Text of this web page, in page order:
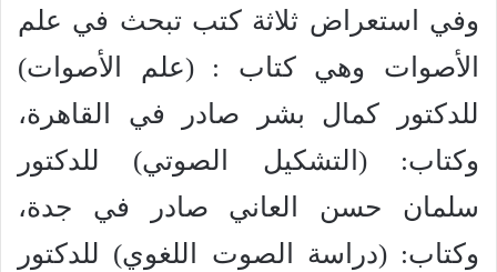
وفي استعراض ثلاثة كتب تبحث في علم
الأصوات وهي كتاب : (علم الأصوات)
للدكتور كمال بشر صادر في القاهرة،
وكتاب: (التشكيل الصوتي) للدكتور
سلمان حسن العاني صادر في جدة،
وكتاب: (دراسة الصوت اللغوي) للدكتور